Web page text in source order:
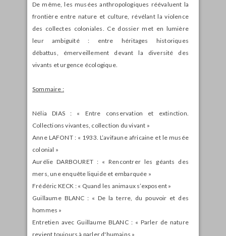
De même, les musées anthropologiques réévaluent la
frontière entre nature et culture, révélant la violence
des collectes coloniales. Ce dossier met en lumière
leur ambiguïté : entre héritages historiques
débattus, émerveillement devant la diversité des
vivants et urgence écologique.
Sommaire :
Nélia DIAS : « Entre conservation et extinction.
Collections vivantes, collection du vivant »
Anne LAFONT : « 1933. L’avifaune africaine et le musée
colonial »
Aurélie DARBOURET : « Rencontrer les géants des
mers, une enquête liquide et embarquée »
Frédéric KECK : « Quand les animaux s’exposent »
Guillaume BLANC : « De la terre, du pouvoir et des
hommes »
Entretien avec Guillaume BLANC : « Parler de nature
revient toujours à parler d'humains »